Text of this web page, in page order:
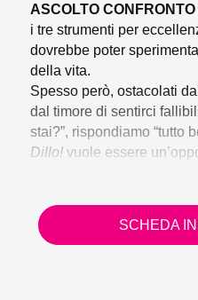
ASCOLTO
i tre strumenti per
dovrebbe poter
della vita.
Spesso però, ostacolati
dal timore di sentirci
stai?”, rispondiamo “tutto
Dillo!vuole essere
Dillo!
quindi per natura fragili.
SCHEDA